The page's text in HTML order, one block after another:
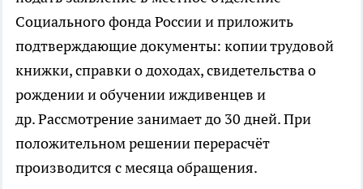
Социального фонда России и приложить
подтверждающие документы: копии трудовой
книжки, справки о доходах, свидетельства о
рождении и обучении иждивенцев и
др. Рассмотрение занимает до 30 дней. При
положительном решении перерасчёт
производится с месяца обращения.